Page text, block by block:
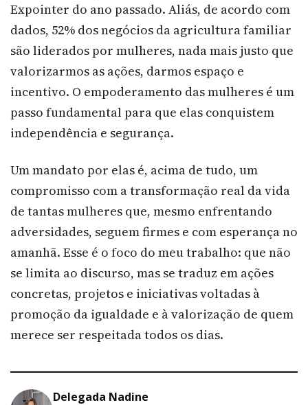
Expointer do ano passado. Aliás, de acordo com
dados, 52% dos negócios da agricultura familiar
são liderados por mulheres, nada mais justo que
valorizarmos as ações, darmos espaço e
incentivo. O empoderamento das mulheres é um
passo fundamental para que elas conquistem
independência e segurança.
Um mandato por elas é, acima de tudo, um
compromisso com a transformação real da vida
de tantas mulheres que, mesmo enfrentando
adversidades, seguem firmes e com esperança no
amanhã. Esse é o foco do meu trabalho: que não
se limita ao discurso, mas se traduz em ações
concretas, projetos e iniciativas voltadas à
promoção da igualdade e à valorização de quem
merece ser respeitada todos os dias.
Delegada Nadine